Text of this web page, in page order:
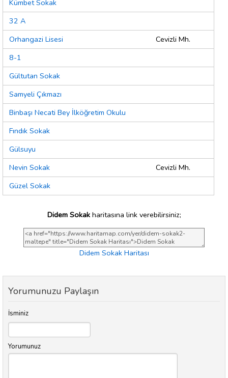
Kümbet Sokak
32 A
Orhangazi Lisesi
Cevizli Mh.
8-1
Gültutan Sokak
Samyeli Çıkmazı
Binbaşı Necati Bey İlköğretim Okulu
Fındık Sokak
Gülsuyu
Nevin Sokak
Cevizli Mh.
Güzel Sokak
Didem Sokakharitasına link verebilirsiniz;
Didem Sokak Haritası
Yorumunuzu Paylaşın
İsminiz
Yorumunuz